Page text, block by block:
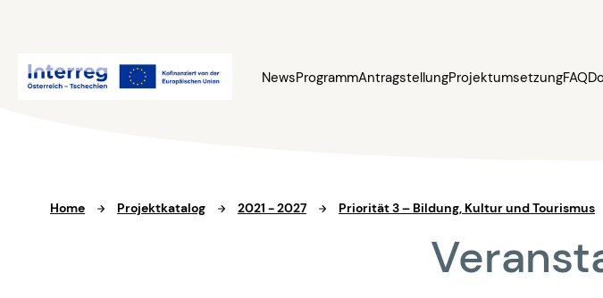
NewsProgrammAntragstellungProjektumsetzungFAQ
Home Projektkatalog 2021 - 2027 Priorität 3 – Bildung, Kultur und Tourismus